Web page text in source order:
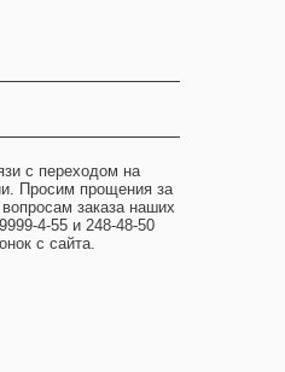
с переходом на
Просим прощения за
заказа наших
4-55 и 248-48-50
с сайта.